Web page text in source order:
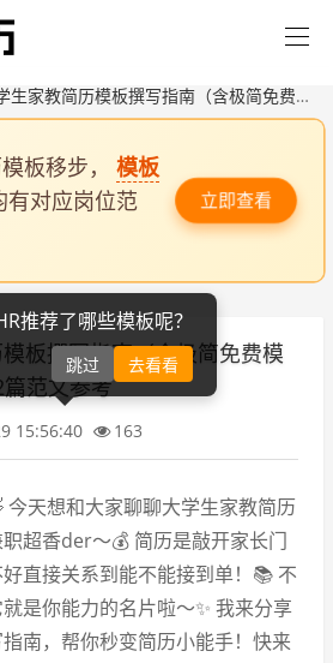
教简历模板撰写指南（含极简免费模板566款）| 精选2篇范文参考
板移步， 模板
有对应岗位范
立即查看
板撰写指南（含极简免费模
范文参考
15:56:40 163
今天想和大家聊聊大学生家教简历
超香der～💰 简历是敲开家长门
直接关系到能不能接到单！📚 不
是你能力的名片啦～✨ 我来分享
南，帮你秒变简历小能手！快来
推荐了哪些模板呢？
跳过 去看看